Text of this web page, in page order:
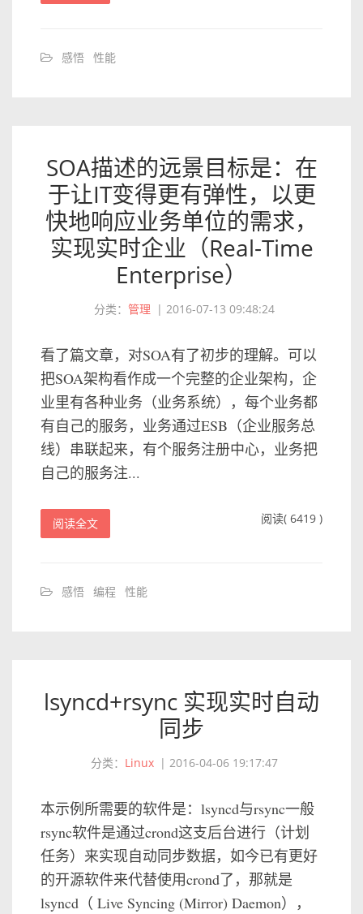
感悟 性能
SOA描述的远景目标是：在
于让IT变得更有弹性，以更
快地响应业务单位的需求，
实现实时企业（Real-Time
Enterprise）
分类： 管理 | 2016-07-13 09:48:24
看了篇文章，对SOA有了初步的理解。可以
把SOA架构看作成一个完整的企业架构，企
业里有各种业务（业务系统），每个业务都
有自己的服务，业务通过ESB（企业服务总
线）串联起来，有个服务注册中心，业务把
自己的服务注...
阅读全文 阅读( 6419 )
感悟 编程 性能
lsyncd+rsync 实现实时自动
同步
分类： Linux | 2016-04-06 19:17:47
本示例所需要的软件是：lsyncd与rsync一般
rsync软件是通过crond这支后台进行（计划
任务）来实现自动同步数据，如今已有更好
的开源软件来代替使用crond了，那就是
lsyncd（ Live Syncing (Mirror) Daemon），